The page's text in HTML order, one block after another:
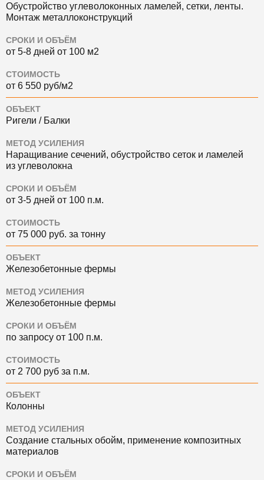
Обустройство углеволоконных ламелей, сетки, ленты.
Монтаж металлоконструкций
СРОКИ И ОБЪЁМ
от 5-8 дней от 100 м2
СТОИМОСТЬ
от 6 550 руб/м2
ОБЪЕКТ
Ригели / Балки
МЕТОД УСИЛЕНИЯ
Наращивание сечений, обустройство сеток и ламелей
из углеволокна
СРОКИ И ОБЪЁМ
от 3-5 дней от 100 п.м.
СТОИМОСТЬ
от 75 000 руб. за тонну
ОБЪЕКТ
Железобетонные фермы
МЕТОД УСИЛЕНИЯ
Железобетонные фермы
СРОКИ И ОБЪЁМ
по запросу от 100 п.м.
СТОИМОСТЬ
от 2 700 руб за п.м.
ОБЪЕКТ
Колонны
МЕТОД УСИЛЕНИЯ
Создание стальных обойм, применение композитных
материалов
СРОКИ И ОБЪЁМ